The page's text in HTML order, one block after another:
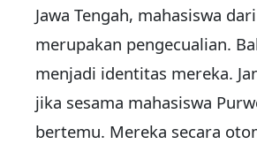
Jawa Tengah, mahasiswa
merupakan pengecualian.
menjadi identitas mereka.
jika sesama mahasiswa
bertemu. Mereka secara